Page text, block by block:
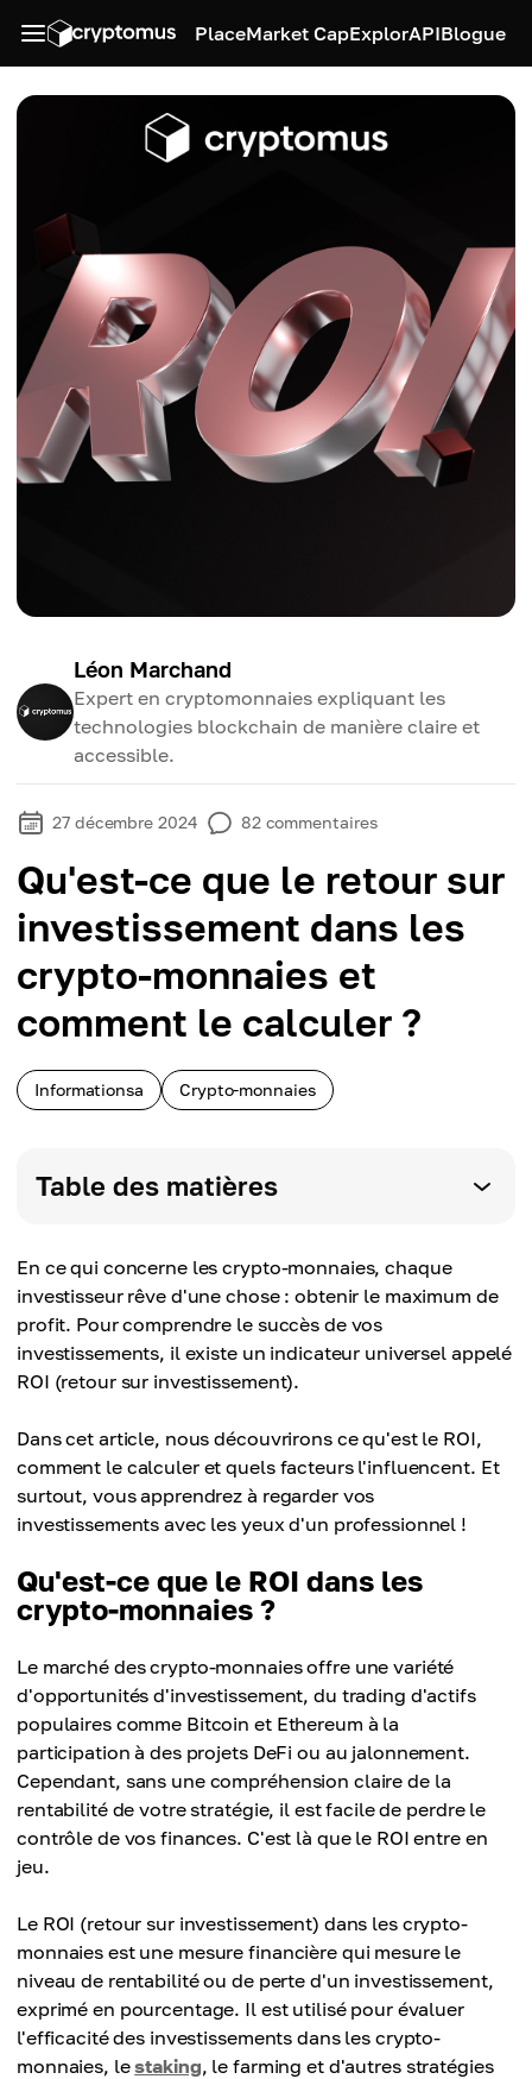
PlaceMarket CapExplorAPIBlogue
Léon Marchand
Expert en cryptomonnaies expliquant les
technologies blockchain de manière claire et
accessible.
27 décembre 2024 82 commentaires
Qu'est-ce que le retour sur
investissement dans les
crypto-monnaies et
comment le calculer ?
Informationsa Crypto-monnaies
Table des matières
En ce qui concerne les crypto-monnaies, chaque
investisseur rêve d'une chose : obtenir le maximum de
profit. Pour comprendre le succès de vos
investissements, il existe un indicateur universel appelé
ROI (retour sur investissement).
Dans cet article, nous découvrirons ce qu'est le ROI,
comment le calculer et quels facteurs l'influencent. Et
surtout, vous apprendrez à regarder vos
investissements avec les yeux d'un professionnel !
Qu'est-ce que le ROI dans les
crypto-monnaies ?
Le marché des crypto-monnaies offre une variété
d'opportunités d'investissement, du trading d'actifs
populaires comme Bitcoin et Ethereum à la
participation à des projets DeFi ou au jalonnement.
Cependant, sans une compréhension claire de la
rentabilité de votre stratégie, il est facile de perdre le
contrôle de vos finances. C'est là que le ROI entre en
jeu.
Le ROI (retour sur investissement) dans les crypto-
monnaies est une mesure financière qui mesure le
niveau de rentabilité ou de perte d'un investissement,
exprimé en pourcentage. Il est utilisé pour évaluer
l'efficacité des investissements dans les crypto-
monnaies, lestaking, le farming et d'autres stratégies